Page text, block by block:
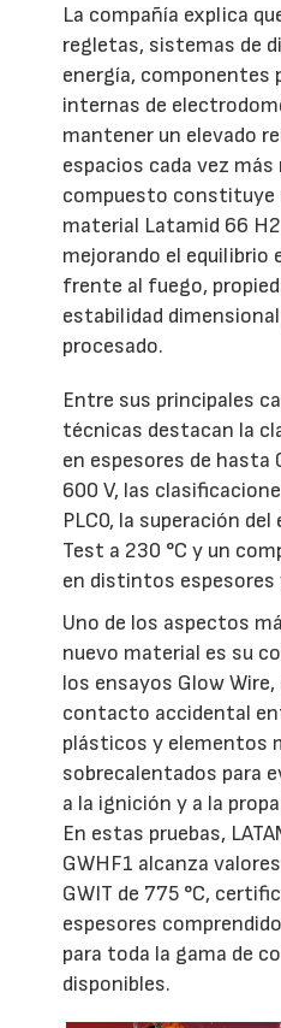
La compañía explica
regletas, sistemas de
energía, componentes
internas de
mantener un elevado
espacios cada vez más
compuesto constituye
material Latamid 66
mejorando el equilibrio
frente al fuego,
estabilidad
procesado.
Entre sus principales
técnicas destacan la
en espesores de hasta
600 V, las
PLC0, la superación
Test a 230 °C y un
en distintos
Uno de los aspectos
nuevo material es su
los ensayos Glow Wire,
contacto accidental
plásticos y elementos
sobrecalentados para
a la ignición y a la
En estas pruebas,
GWHF1 alcanza
GWIT de 775 °C,
espesores
para toda la gama de
disponibles.